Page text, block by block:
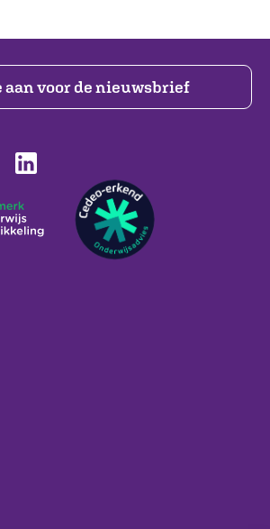
aan voor de nieuwsbrief